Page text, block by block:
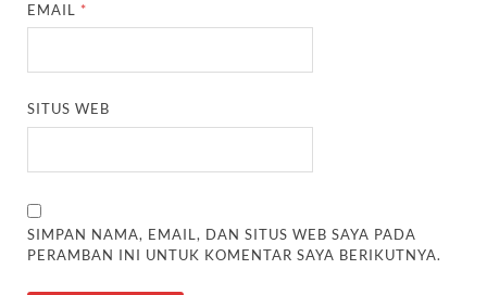
EMAIL *
SITUS WEB
SIMPAN NAMA, EMAIL, DAN SITUS WEB SAYA PADA
PERAMBAN INI UNTUK KOMENTAR SAYA BERIKUTNYA.